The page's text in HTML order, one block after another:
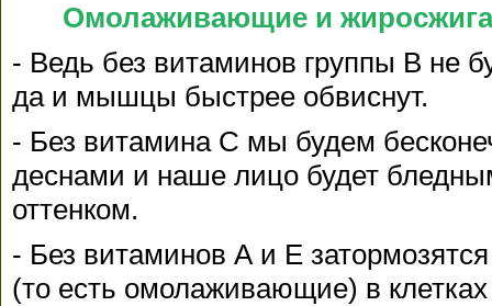
Омолаживающие и
- Ведь без витаминов группы В не
да и мышцы быстрее обвиснут.
- Без витамина С мы будем
деснами и наше лицо будет
оттенком.
- Без витаминов А и Е
(то есть омолаживающие) в клетках